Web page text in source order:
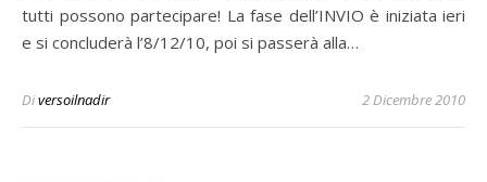
tutti possono partecipare! La fase dell’INVIO è iniziata ieri
e si concluderà l’8/12/10, poi si passerà alla…
Diversoilnadir 2 Dicembre 2010